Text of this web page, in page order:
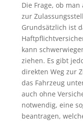
Die Frage, ob
zur
Grundsätzlich ist
kann
ziehen. Es gibt
direkten Weg zur
das Fahrzeug
auch ohne
notwendig, eine
beantragen,